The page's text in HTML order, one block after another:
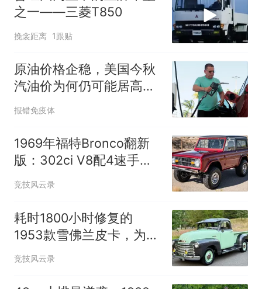
之一——三菱T850
挽衾距离 1跟贴
原油价格企稳，美国今秋
汽油价为何仍可能居高不
下？
报错免疫体
1969年福特Bronco翻新
版：302ci V8配4速手动
仅13k英里
竞技风云录
耗时1800小时修复的
1953款雪佛兰皮卡，为何
前挡泥板仍有瑕疵？
竞技风云录